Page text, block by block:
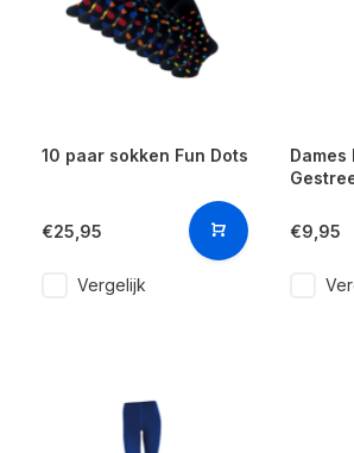
10 paar sokken Fun Dots
€25,95
Vergelijk
€9,95